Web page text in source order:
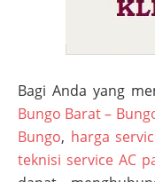
Bagi Anda yang
Bungo Barat –
Bungo, harga
teknisi service AC